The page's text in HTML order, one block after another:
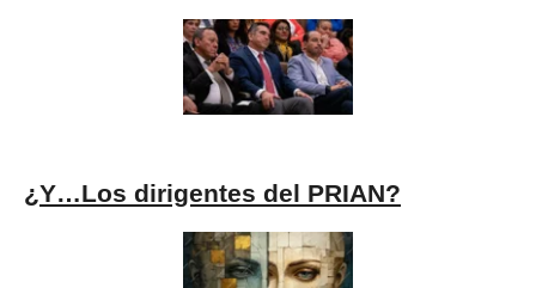
¿Y…Los dirigentes del PRIAN?